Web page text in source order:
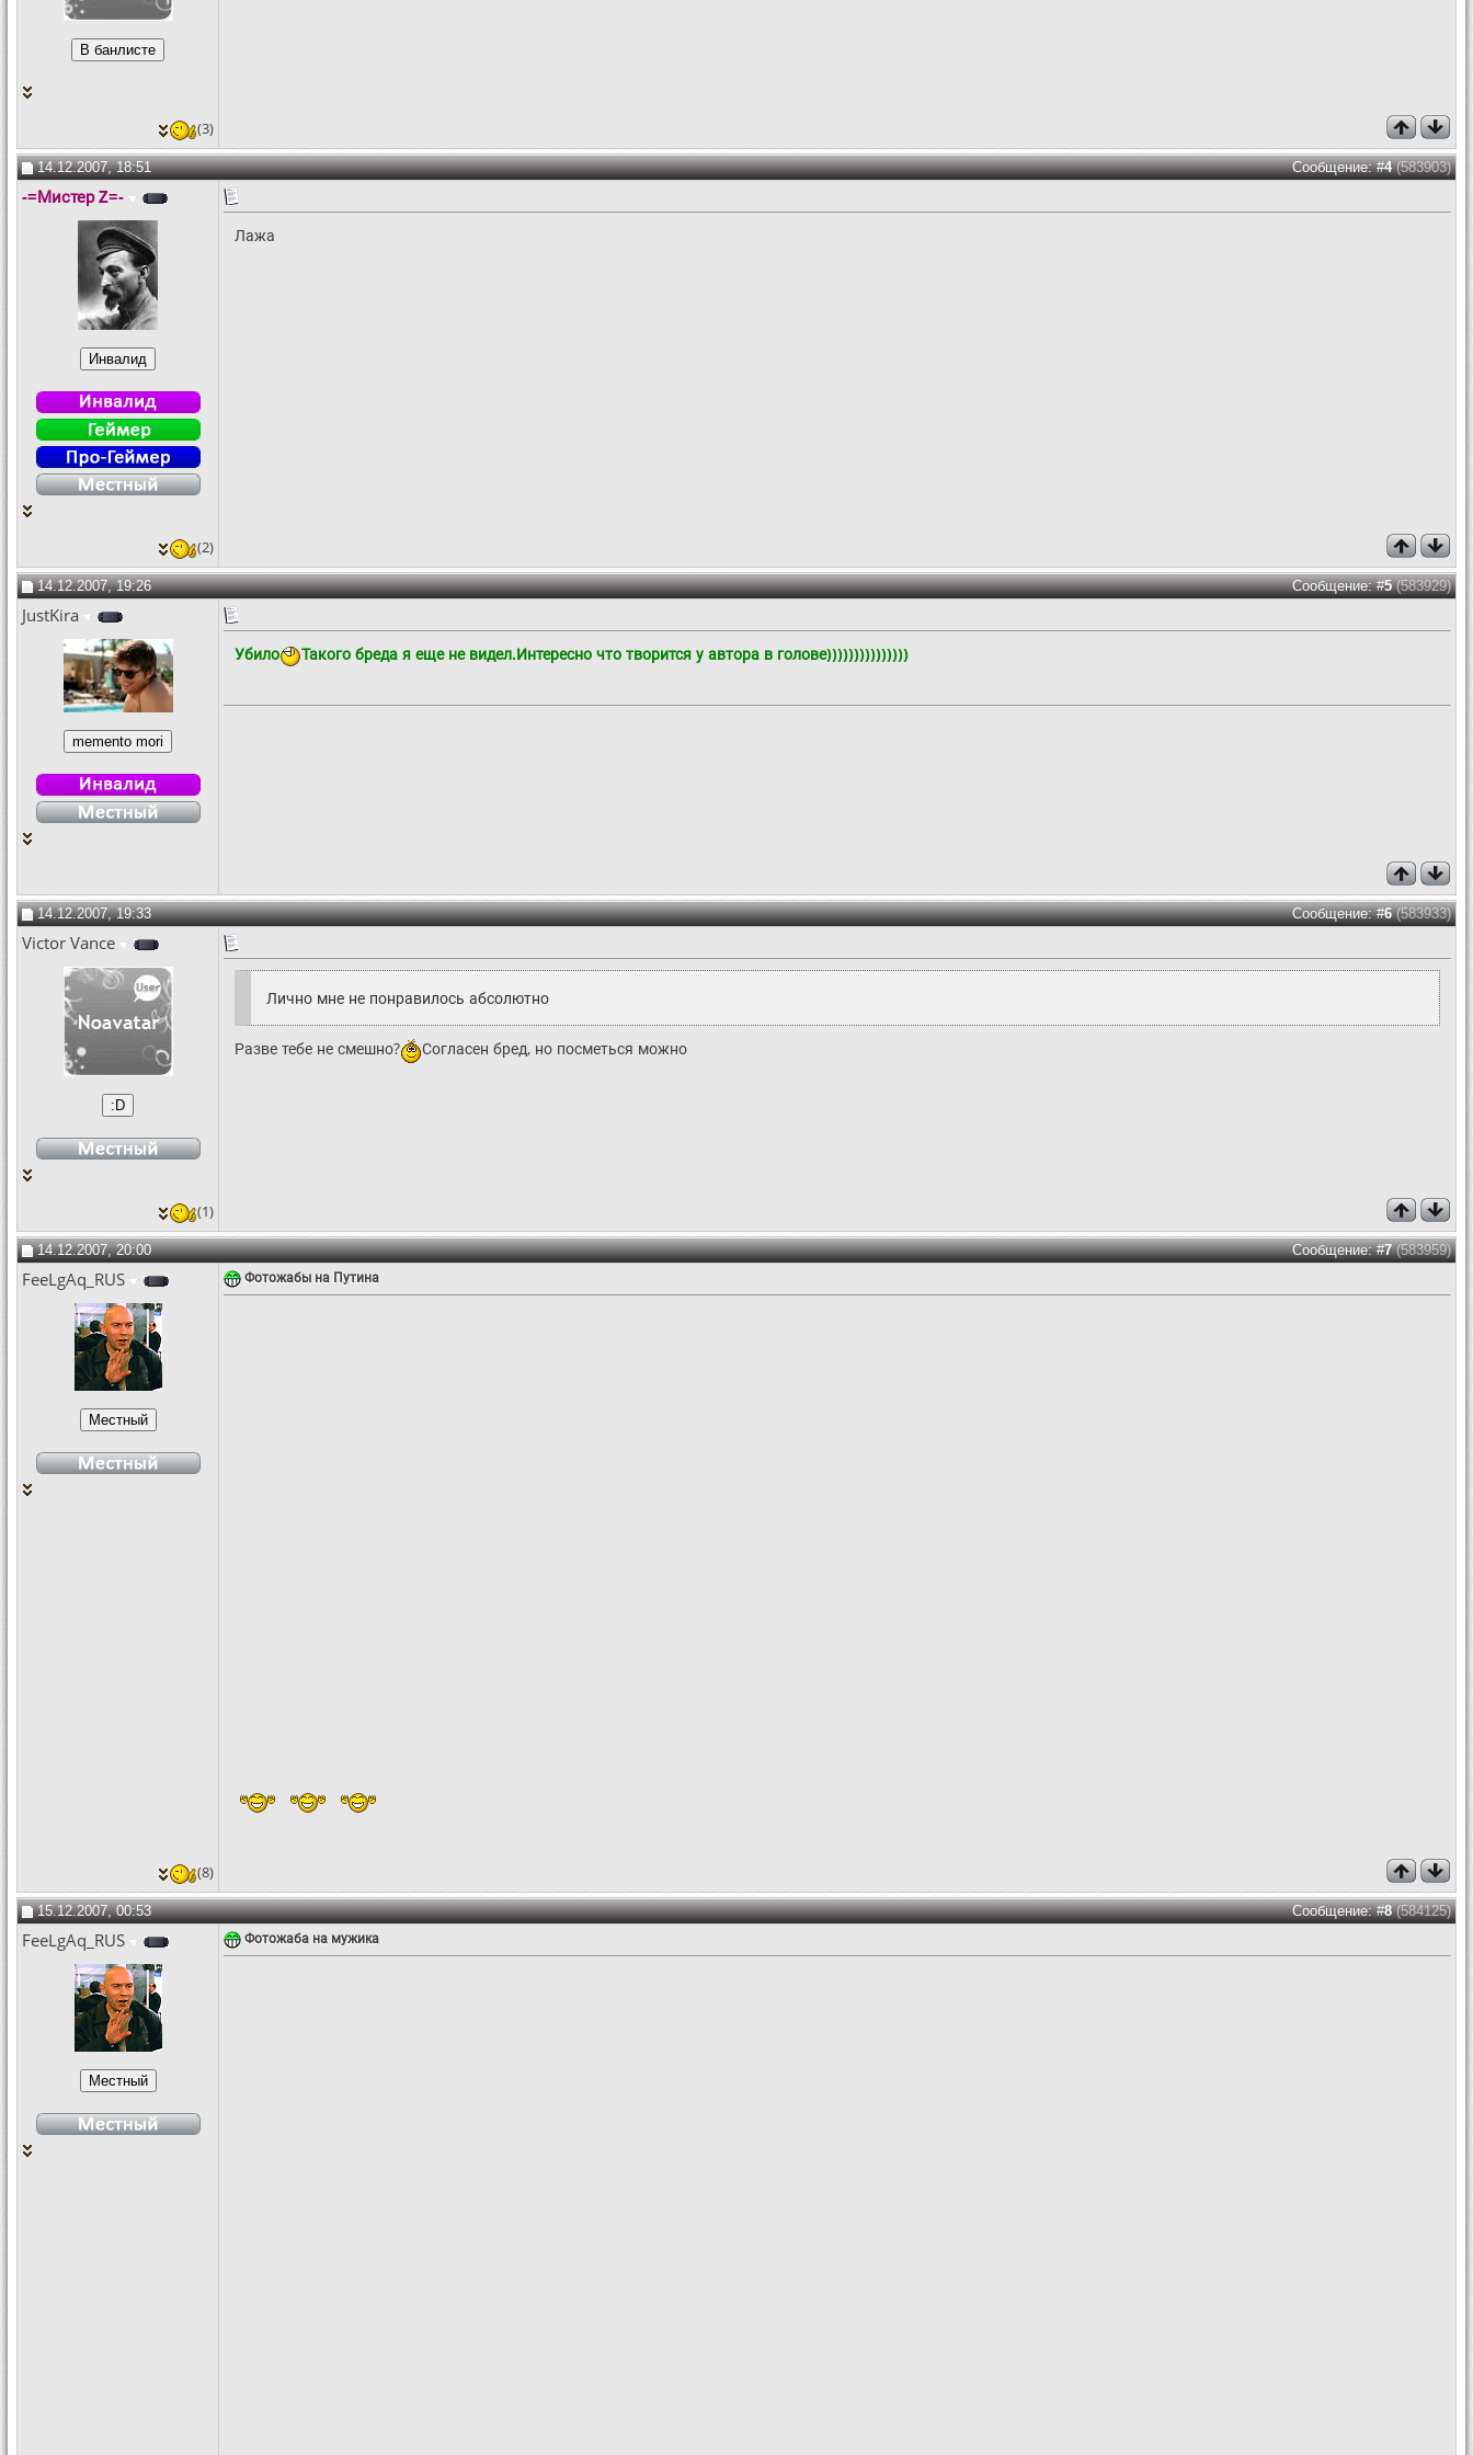
(3)
14.12.2007, 18:51 Сообщение: #4(583903)
-=Мистер Z=-
Лажа
(2)
14.12.2007, 19:26 Сообщение: #5(583929)
JustKira
Убило Такого бреда я еще не видел.Интересно что творится у автора в голове)))))))))))))))
14.12.2007, 19:33 Сообщение: #6(583933)
Victor Vance
Лично мне не понравилось абсолютно
Разве тебе не смешно? Согласен бред, но посметься можно
(1)
14.12.2007, 20:00 Сообщение: #7(583959)
FeeLgAq_RUS Фотожабы на Путина
(8)
15.12.2007, 00:53 Сообщение: #8(584125)
FeeLgAq_RUS Фотожаба на мужика